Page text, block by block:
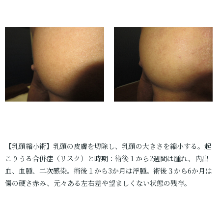
【乳頭縮小術】乳頭の皮膚を切除し、乳頭の大きさを縮小する。起
こりうる合併症（リスク）と時期：術後１から2週間は腫れ、内出
血、血腫、二次感染。術後１から3か月は浮腫。術後３から6か月は
傷の硬さ赤み、元々ある左右差や望ましくない状態の残存。